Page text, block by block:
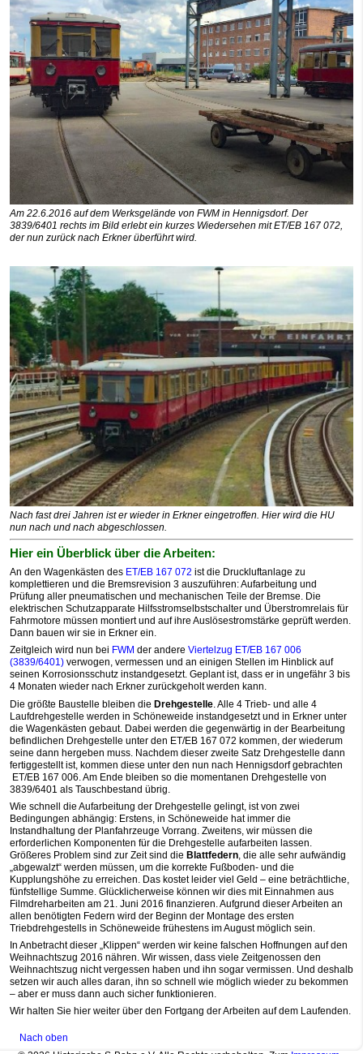
Am 22.6.2016 auf dem Werksgelände von FWM in Hennigsdorf. Der
3839/6401 rechts im Bild erlebt ein kurzes Wiedersehen mit ET/EB 167 072,
der nun zurück nach Erkner überführt wird.
Nach fast drei Jahren ist er wieder in Erkner eingetroffen. Hier wird die HU
nun nach und nach abgeschlossen.
Hier ein Überblick über die Arbeiten:
An den Wagenkästen des ET/EB 167 072 ist die Druckluftanlage zu
komplettieren und die Bremsrevision 3 auszuführen: Aufarbeitung und
Prüfung aller pneumatischen und mechanischen Teile der Bremse. Die
elektrischen Schutzapparate Hilfsstromselbstschalter und Überstromrelais für
Fahrmotore müssen montiert und auf ihre Auslösestromstärke geprüft werden.
Dann bauen wir sie in Erkner ein.
Zeitgleich wird nun bei FWM der andere Viertelzug ET/EB 167 006
(3839/6401) verwogen, vermessen und an einigen Stellen im Hinblick auf
seinen Korrosionsschutz instandgesetzt. Geplant ist, dass er in ungefähr 3 bis
4 Monaten wieder nach Erkner zurückgeholt werden kann.
Die größte Baustelle bleiben die Drehgestelle . Alle 4 Trieb- und alle 4
Laufdrehgestelle werden in Schöneweide instandgesetzt und in Erkner unter
die Wagenkästen gebaut. Dabei werden die gegenwärtig in der Bearbeitung
befindlichen Drehgestelle unter den ET/EB 167 072 kommen, der wiederum
seine dann hergeben muss. Nachdem dieser zweite Satz Drehgestelle dann
fertiggestellt ist, kommen diese unter den nun nach Hennigsdorf gebrachten
ET/EB 167 006. Am Ende bleiben so die momentanen Drehgestelle von
3839/6401 als Tauschbestand übrig.
Wie schnell die Aufarbeitung der Drehgestelle gelingt, ist von zwei
Bedingungen abhängig: Erstens, in Schöneweide hat immer die
Instandhaltung der Planfahrzeuge Vorrang. Zweitens, wir müssen die
erforderlichen Komponenten für die Drehgestelle aufarbeiten lassen.
Größeres Problem sind zur Zeit sind die Blattfedern , die alle sehr aufwändig
„abgewalzt“ werden müssen, um die korrekte Fußboden- und die
Kupplungshöhe zu erreichen. Das kostet leider viel Geld – eine beträchtliche,
fünfstellige Summe. Glücklicherweise können wir dies mit Einnahmen aus
Filmdreharbeiten am 21. Juni 2016 finanzieren. Aufgrund dieser Arbeiten an
allen benötigten Federn wird der Beginn der Montage des ersten
Triebdrehgestells in Schöneweide frühestens im August möglich sein.
In Anbetracht dieser „Klippen“ werden wir keine falschen Hoffnungen auf den
Weihnachtszug 2016 nähren. Wir wissen, dass viele Zeitgenossen den
Weihnachtszug nicht vergessen haben und ihn sogar vermissen. Und deshalb
setzen wir auch alles daran, ihn so schnell wie möglich wieder zu bekommen
– aber er muss dann auch sicher funktionieren.
Wir halten Sie hier weiter über den Fortgang der Arbeiten auf dem Laufenden.
Nach oben